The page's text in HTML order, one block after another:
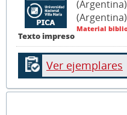
Texto impreso
Material
Ver ejemplares